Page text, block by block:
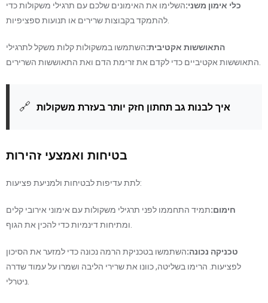
כלי אימון משני:השלימו את האימונים שלכם עם תרגילי משקולות כדי
להתמקד בקבוצות שרירים או תנועות ספציפיות.
התאוששות אקטיבית:השתמשו במשקולות קלות משקל לתרגילי
התאוששות אקטיביים כדי לקדם את זרימת הדם ואת התאוששות השרירים.
🔗 איך לבנות גב תחתון חזק יותר בעזרת משקולות
בטיחות ואמצעי זהירות
לתת עדיפות לבטיחות ולמניעת פציעות:
חימום:תמיד התחממו לפני תרגילי משקולות עם אימוני אירובי קלים
ומתיחות דינמיות כדי להכין את הגוף.
טכניקה נכונה:השתמשו בטכניקת הרמה נכונה כדי למזער את הסיכון
לפציעות. הרימו בשליטה, כוונו את שרירי הליבה ושמרו על עמוד שדרה
ניטרלי.